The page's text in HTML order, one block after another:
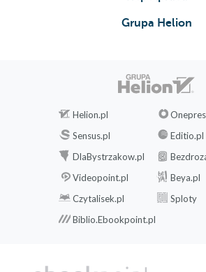
Grupa Helion
Helion.pl
Sensus.pl
Editio.pl
DlaBystrzakow.pl
Videopoint.pl
Beya.pl
Czytalisek.pl
Sploty
Biblio.Ebookpoint.pl